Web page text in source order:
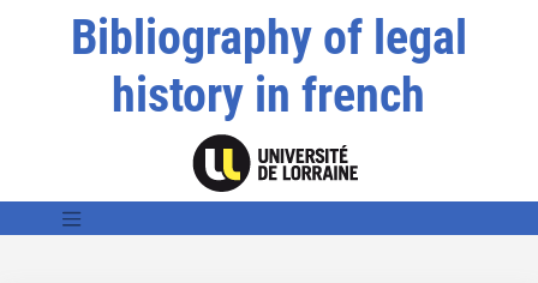
Bibliography of legal
history in french